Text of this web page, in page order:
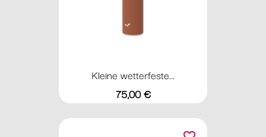
Kleine wetterfeste...
Preis
75,00 €